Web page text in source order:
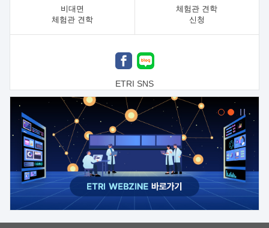
비대면
체험관 견학
체험관 견학
신청
ETRI SNS